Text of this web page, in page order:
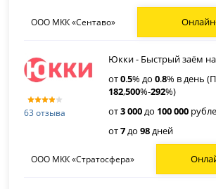
ООО МКК «Сентаво»
63 отзыва
Юкки - Быстрый заём
от0.5% до0.8% в день
182,500%-292%)
от3 000до 100 000
от7до98дней
ООО МКК «Стратосфера»